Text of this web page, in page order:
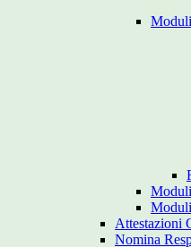
Attestazioni
Nomina